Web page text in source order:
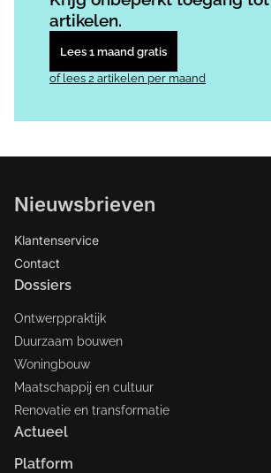
artikelen.
Lees 1 maand gratis
of lees 2 artikelen per maand
Nieuwsbrieven
Klantenservice
Contact
Dossiers
Ontwerppraktijk
Duurzaam bouwen
Woningbouw
Maatschappij en cultuur
Renovatie en transformatie
Actueel
Platform